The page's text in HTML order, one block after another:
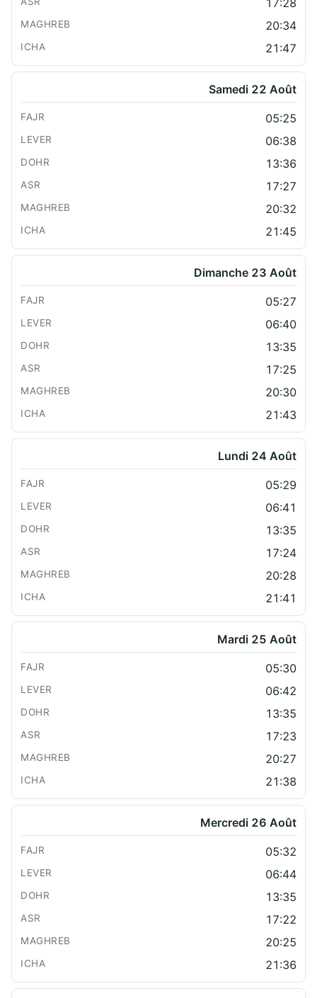
17:28
20:34
21:47
Samedi 22 Août
05:25
06:38
13:36
17:27
20:32
21:45
Dimanche 23 Août
05:27
06:40
13:35
17:25
20:30
21:43
Lundi 24 Août
05:29
06:41
13:35
17:24
20:28
21:41
Mardi 25 Août
05:30
06:42
13:35
17:23
20:27
21:38
Mercredi 26 Août
05:32
06:44
13:35
17:22
20:25
21:36